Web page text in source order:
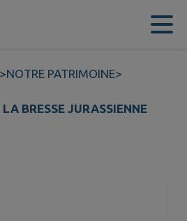
>NOTRE PATRIMOINE>
BRESSE JURASSIENNE